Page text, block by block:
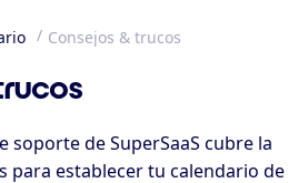
Consejos & trucos
soporte de SuperSaaS cubre la
para establecer tu calendario de